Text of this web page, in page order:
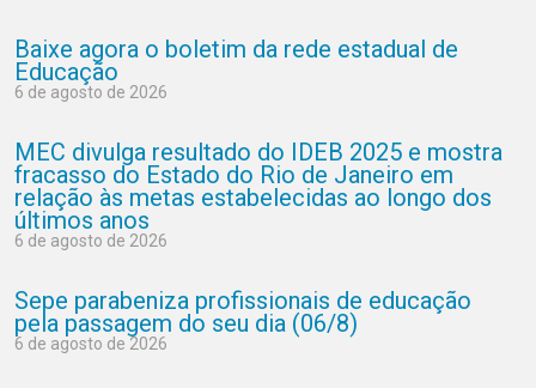
Baixe agora o boletim da rede estadual de
Educação
6 de agosto de 2026
MEC divulga resultado do IDEB 2025 e mostra
fracasso do Estado do Rio de Janeiro em
relação às metas estabelecidas ao longo dos
últimos anos
6 de agosto de 2026
Sepe parabeniza profissionais de educação
pela passagem do seu dia (06/8)
6 de agosto de 2026